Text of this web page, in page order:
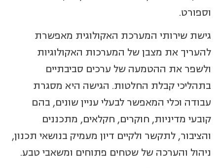
וספורט.
גישת שירותי המערכת האקולוגית מאפשרת
להעריך את מצבן של המערכות האקולוגיות
ולשפר את ההטמעה של ערכים סביבתיים
בתהליכי קבלת החלטות. הגישה היא מסגרת
עבודה וכלי המאפשר לבעלי עניין שונים, בהם
קובעי מדיניות, חוקרים, חקלאים, מתכננים
והציבור, לתקשר ולקיים דיון מעמיק בנושאי תכנון,
ניהול והערכה של שטחים פתוחים ומשאבי טבע.